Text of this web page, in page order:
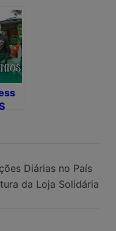
Diárias no País
da Loja Solidária